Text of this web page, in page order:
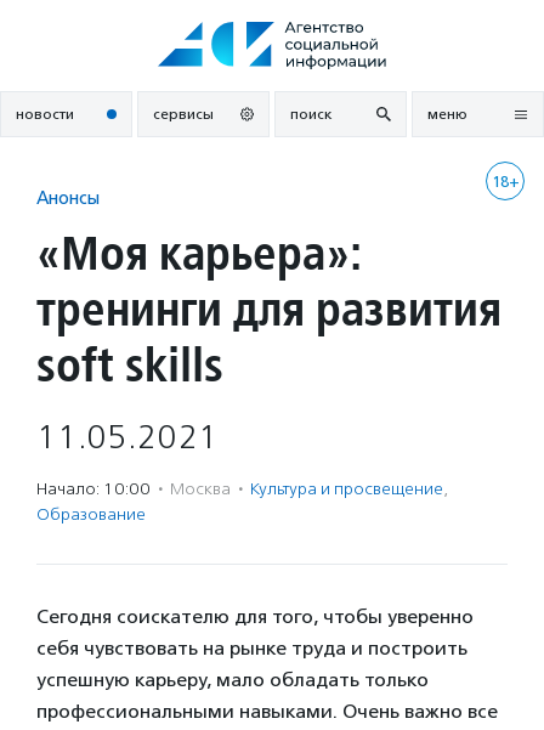
новости сервисы поиск меню
18+
Анонсы
«Моя карьера»:
тренинги для развития
soft skills
11.05.2021
Начало: 10:00 · Москва · Культура и просвещение,
Образование
Сегодня соискателю для того, чтобы уверенно
себя чувствовать на рынке труда и построить
успешную карьеру, мало обладать только
профессиональными навыками. Очень важно все